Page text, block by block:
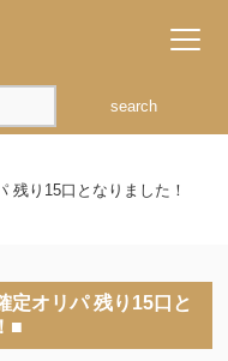
search
残り15口となりました！
定オリパ 残り15口と
■